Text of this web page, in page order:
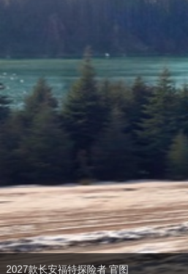
2027款长安福特探险者 官图